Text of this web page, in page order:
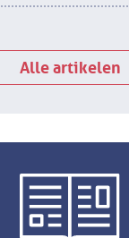
Alle artikelen